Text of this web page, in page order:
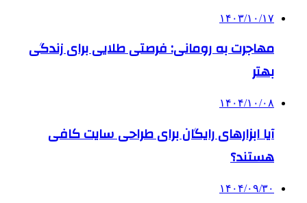
۱۴۰۳/۱۰/۱۷
مهاجرت به رومانی: فرصتی طلایی برای زندگی
بهتر
۱۴۰۴/۱۰/۰۸
آیا ابزارهای رایگان برای طراحی سایت کافی
هستند؟
۱۴۰۴/۰۹/۳۰